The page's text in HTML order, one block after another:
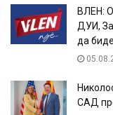
ВЛЕН:
ДУИ,
да
САД